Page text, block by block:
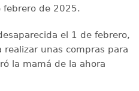
febrero de 2025.
el 1 de febrero,
unas compras para
la mamá de la ahora